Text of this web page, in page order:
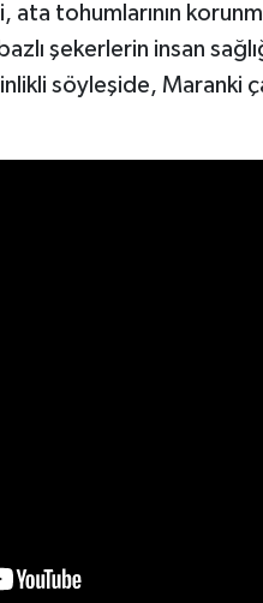
ata tohumlarının
şekerlerin insan
söyleşide, Maranki